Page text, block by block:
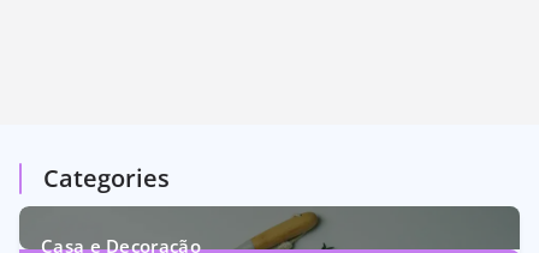
Categories
Casa e Decoração